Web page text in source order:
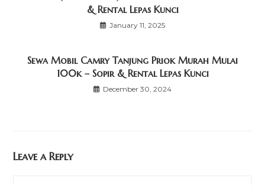
& Rental Lepas Kunci
January 11, 2025
Sewa Mobil Camry Tanjung Priok Murah Mulai
100k – Sopir & Rental Lepas Kunci
December 30, 2024
Leave a Reply